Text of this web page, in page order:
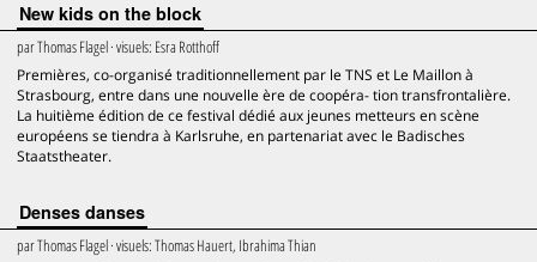
New kids on the block
parThomas Flagel· visuels: Esra Rotthoff
Premières, co-organisé traditionnellement par le TNS et Le Maillon à
Strasbourg, entre dans une nouvelle ère de coopéra- tion transfrontalière.
La huitième édition de ce festival dédié aux jeunes metteurs en scène
européens se tiendra à Karlsruhe, en partenariat avec le Badisches
Staatstheater.
Denses danses
parThomas Flagel· visuels:Thomas Hauert, Ibrahima Thian